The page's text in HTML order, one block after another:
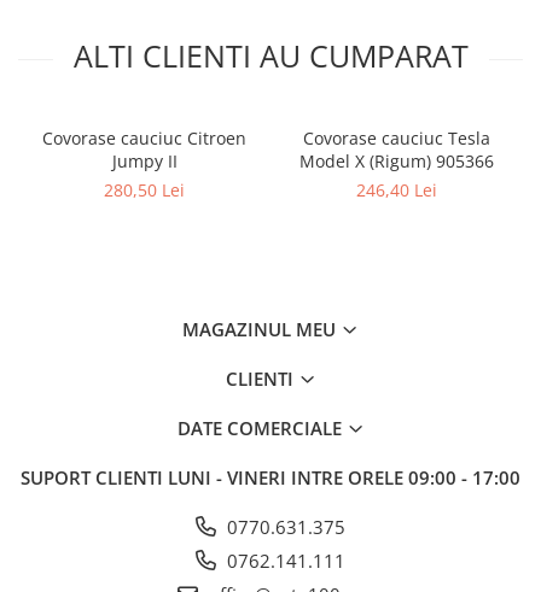
ALTI CLIENTI AU CUMPARAT
Covorase cauciuc Citroen
Jumpy II
280,50 Lei
Covorase cauciuc Tesla
Model X (Rigum) 905366
246,40 Lei
MAGAZINUL MEU
CLIENTI
DATE COMERCIALE
SUPORT CLIENTI LUNI - VINERI INTRE ORELE 09:00 - 17:00
0770.631.375
0762.141.111